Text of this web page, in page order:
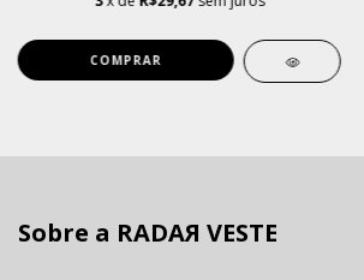
COMPRAR
Sobre a RADAЯ VESTE